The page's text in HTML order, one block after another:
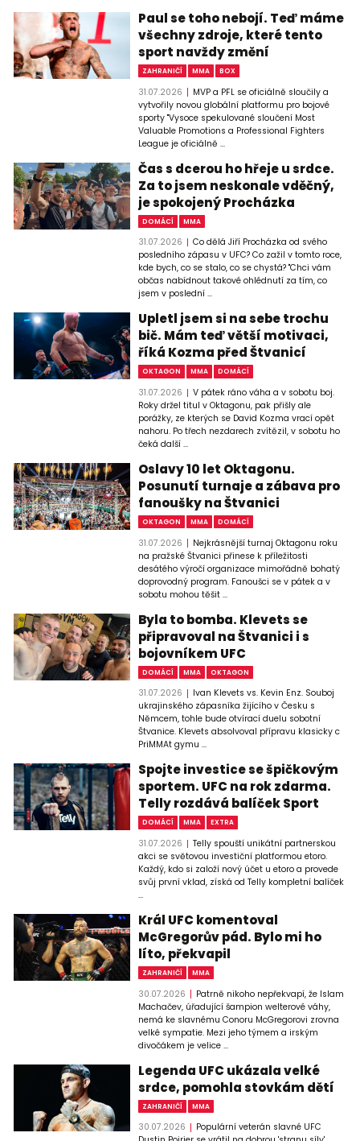
Paul se toho nebojí. Teď máme
všechny zdroje, které tento
sport navždy změní
ZAHRANIČÍ MMA BOX
31.07.2026
MVP a PFL se oficiálně sloučily a
vytvořily novou globální platformu pro bojové
sporty "Vysoce spekulované sloučení Most
Valuable Promotions a Professional Fighters
League je oficiálně ...
Čas s dcerou ho hřeje u srdce.
Za to jsem neskonale vděčný,
je spokojený Procházka
DOMÁCÍ MMA
31.07.2026
Co dělá Jiří Procházka od svého
posledního zápasu v UFC? Co zažil v tomto roce,
kde bych, co se stalo, co se chystá? "Chci vám
občas nabídnout takové ohlédnutí za tím, co
jsem v poslední ...
Upletl jsem si na sebe trochu
bič. Mám teď větší motivaci,
říká Kozma před Štvanicí
OKTAGON MMA DOMÁCÍ
31.07.2026
V pátek ráno váha a v sobotu boj.
Roky držel titul v Oktagonu, pak přišly ale
porážky, ze kterých se David Kozma vrací opět
nahoru. Po třech nezdarech zvítězil, v sobotu ho
čeká další ...
Oslavy 10 let Oktagonu.
Posunutí turnaje a zábava pro
fanoušky na Štvanici
OKTAGON MMA DOMÁCÍ
31.07.2026
Nejkrásnější turnaj Oktagonu roku
na pražské Štvanici přinese k příležitosti
desátého výročí organizace mimořádně bohatý
doprovodný program. Fanoušci se v pátek a v
sobotu mohou těšit ...
Byla to bomba. Klevets se
připravoval na Štvanici i s
bojovníkem UFC
DOMÁCÍ MMA OKTAGON
31.07.2026
Ivan Klevets vs. Kevin Enz. Souboj
ukrajinského zápasníka žijícího v Česku s
Němcem, tohle bude otvírací duelu sobotní
Štvanice. Klevets absolvoval přípravu klasicky c
PriMMAt gymu ...
Spojte investice se špičkovým
sportem. UFC na rok zdarma.
Telly rozdává balíček Sport
DOMÁCÍ MMA EXTRA
31.07.2026
Telly spouští unikátní partnerskou
akci se světovou investiční platformou etoro.
Každý, kdo si založí nový účet u etoro a provede
svůj první vklad, získá od Telly kompletní balíček
...
Král UFC komentoval
McGregorův pád. Bylo mi ho
líto, překvapil
ZAHRANIČÍ MMA
30.07.2026
Patrně nikoho nepřekvapí, že Islam
Machačev, úřadující šampion welterové váhy,
nemá ke slavnému Conoru McGregorovi zrovna
velké sympatie. Mezi jeho týmem a irským
divočákem je velice ...
Legenda UFC ukázala velké
srdce, pomohla stovkám dětí
ZAHRANIČÍ MMA
30.07.2026
Populární veterán slavné UFC